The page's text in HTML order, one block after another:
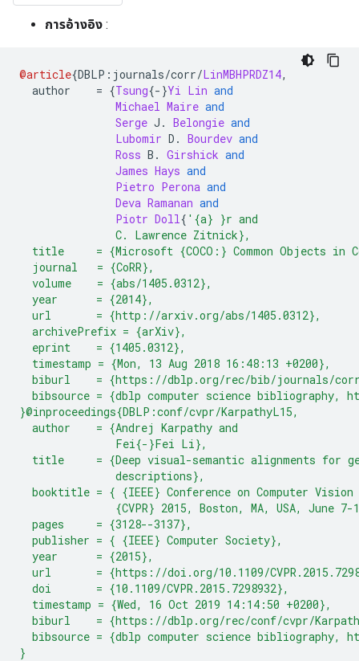
การอ้างอิง :
@article{DBLP : journals/corr/LinMBHPRDZ14,
author = {Tsung{-}Yi Lin and
Michael Maire and
Serge J . Belongie and
Lubomir D . Bourdev and
Ross B . Girshick and
James Hays and
Pietro Perona and
Deva Ramanan and
Piotr Doll{ '{a} }r and
C. Lawrence Zitnick},
title     = {Microsoft {COCO:} Common Objects in
journal   = {CoRR},
volume    = {abs/1405.0312},
year      = {2014},
url       = {http://arxiv.org/abs/1405.0312},
archivePrefix = {arXiv},
eprint    = {1405.0312},
timestamp = {Mon, 13 Aug 2018 16:48:13 +0200},
biburl    = {https://dblp.org/rec/bib/journals/corr/
bibsource = {dblp computer science bibliography,
}@inproceedings{DBLP:conf/cvpr/KarpathyL15,
author    = {Andrej Karpathy and
Fei{-}Fei Li},
title     = {Deep visual-semantic alignments for
descriptions},
booktitle = { {IEEE} Conference on Computer
{CVPR} 2015, Boston, MA, USA, June 7-
pages     = {3128--3137},
publisher = { {IEEE} Computer Society},
year      = {2015},
url       = {https://doi.org/10.1109/
doi       = {10.1109/CVPR.2015.7298932},
timestamp = {Wed, 16 Oct 2019 14:14:50 +0200},
biburl    = {https://dblp.org/rec/conf/cvpr/
bibsource = {dblp computer science bibliography,
}